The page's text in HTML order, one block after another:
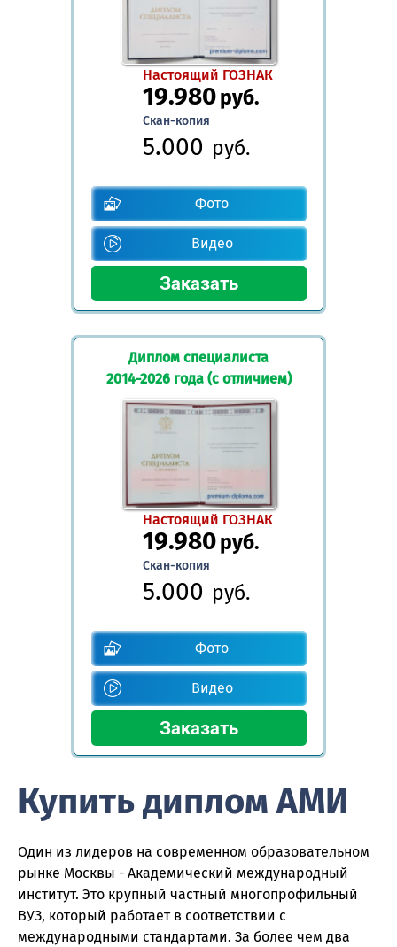
Настоящий ГОЗНАК
19.980руб.
Скан-копия
5.000 руб.
Фото
Видео
Диплом специалиста
2014-2026 года (с отличием)
Настоящий ГОЗНАК
19.980руб.
Скан-копия
5.000 руб.
Фото
Видео
Купить диплом АМИ
Один из лидеров на современном образовательном
рынке Москвы - Академический международный
институт. Это крупный частный многопрофильный
ВУЗ, который работает в соответствии с
международными стандартами. За более чем два